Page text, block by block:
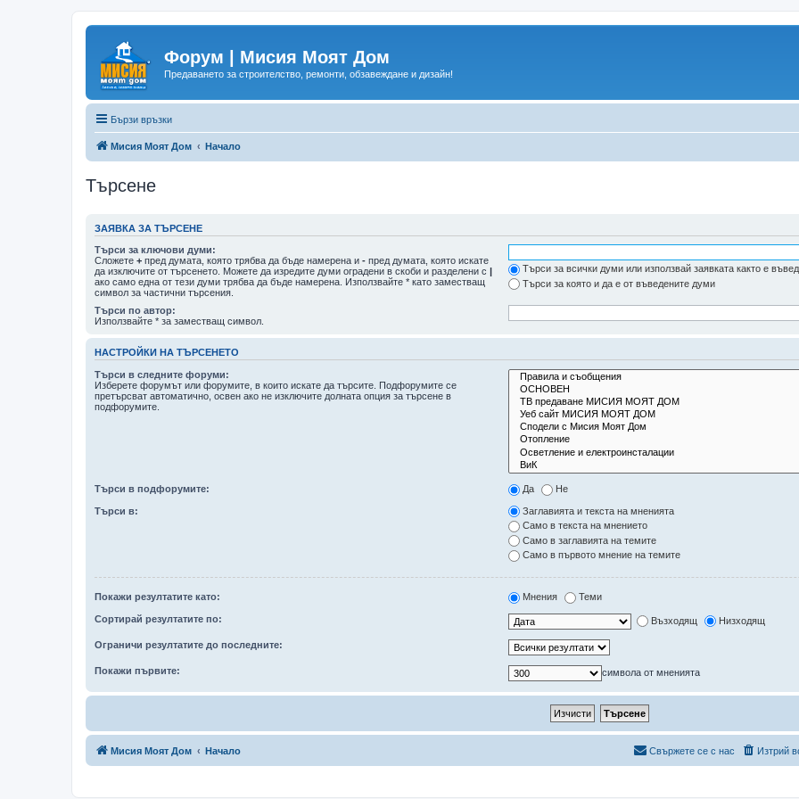
Форум | Мисия Моят Дом
Предаването за строителство, ремонти, обзавеждане и дизайн!
Бързи връзки
Мисия Моят Дом Начало
Търсене
ЗАЯВКА ЗА ТЪРСЕНЕ
Търси за ключови думи:
Сложете + пред думата, която трябва да бъде намерена и - пред думата, която искате
да изключите от търсенето. Можете да изредите думи оградени в скоби и разделени с |
ако само една от тези думи трябва да бъде намерена. Използвайте * като заместващ
символ за частични търсения.
Търси за всички думи или използвай заявката както е
Търси за която и да е от въведените думи
Търси по автор:
Използвайте * за заместващ символ.
НАСТРОЙКИ НА ТЪРСЕНЕТО
Търси в следните форуми:
Изберете форумът или форумите, в които искате да търсите. Подфорумите се
претърсват автоматично, освен ако не изключите долната опция за търсене в
подфорумите.
Търси в подфорумите: Да Не
Търси в:
Заглавията и текста на мненията
Само в текста на мнението
Само в заглавията на темите
Само в първото мнение на темите
Покажи резултатите като: Мнения Теми
Сортирай резултатите по: Възходящ Низходящ
Ограничи резултатите до последните:
Покажи първите: символа от мненията
Мисия Моят Дом Начало Изтрий
Свържете се с нас